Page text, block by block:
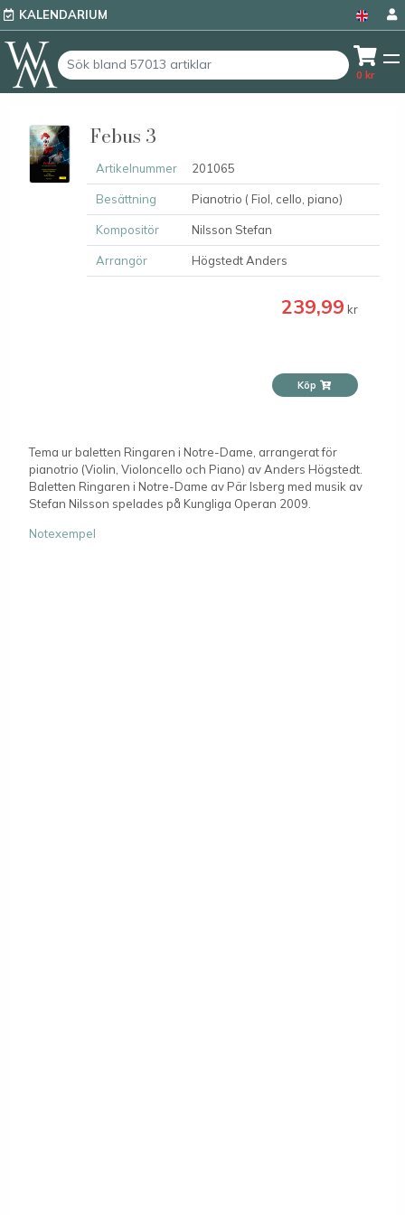
KALENDARIUM
0 kr
Febus 3
Artikelnummer 201065
Besättning Pianotrio ( Fiol, cello, piano)
Kompositör Nilsson Stefan
Arrangör Högstedt Anders
239,99 kr
Köp
Tema ur baletten Ringaren i Notre-Dame, arrangerat för
pianotrio (Violin, Violoncello och Piano) av Anders Högstedt.
Baletten Ringaren i Notre-Dame av Pär Isberg med musik av
Stefan Nilsson spelades på Kungliga Operan 2009.
Notexempel